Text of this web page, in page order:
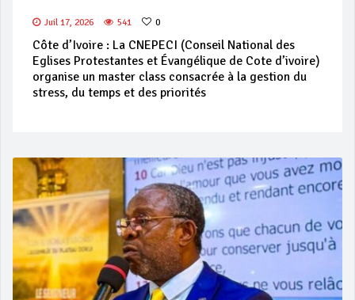
Juil 17, 2026 541 0
Côte d’Ivoire : La CNEPECI (Conseil National des
Eglises Protestantes et Évangélique de Cote d’ivoire)
organise un master class consacrée à la gestion du
stress, du temps et des priorités